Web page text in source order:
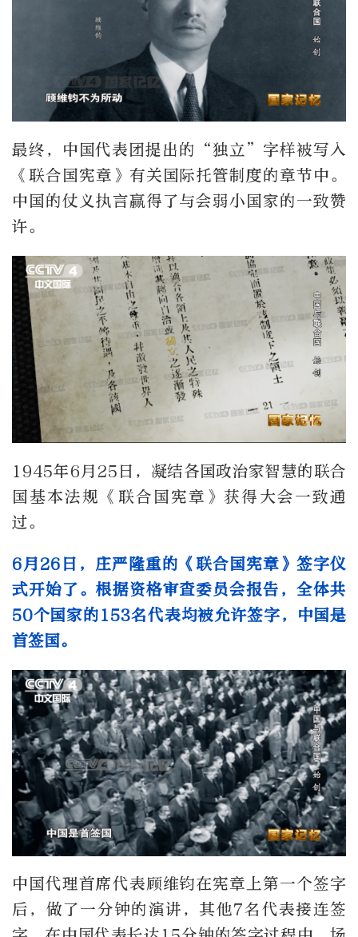
最终，中国代表团提出的“独立”字样被写入
《联合国宪章》有关国际托管制度的章节中。
中国的仗义执言赢得了与会弱小国家的一致赞
许。
1945年6月25日，凝结各国政治家智慧的联合
国基本法规《联合国宪章》获得大会一致通
过。
6月26日，庄严隆重的《联合国宪章》签字仪
式开始了。根据资格审查委员会报告，全体共
50个国家的153名代表均被允许签字，中国是
首签国。
中国代理首席代表顾维钧在宪章上第一个签字
后，做了一分钟的演讲，其他7名代表接连签